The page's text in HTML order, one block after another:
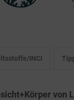
INCI
von